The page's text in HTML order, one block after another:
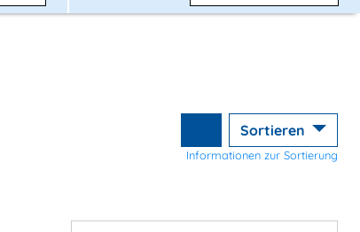
Sortieren
Informationen zur Sortierung